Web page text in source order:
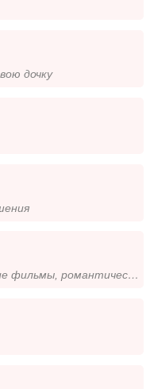
дочку
Я люблю исторические фильмы, романтические сюжеты, природу, готовку и путешествия.